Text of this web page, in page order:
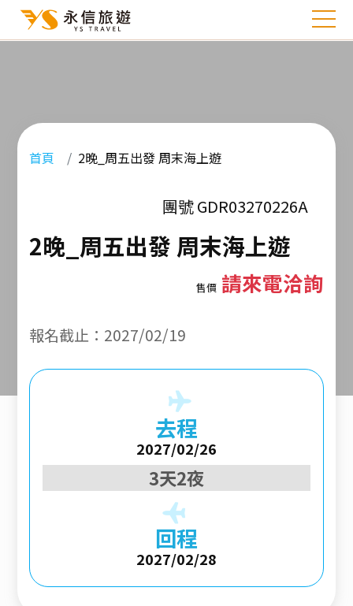
首頁 2晚_周五出發 周末海上遊
團號 GDR03270226A
2晚_周五出發 周末海上遊
售價請來電洽詢
報名截止：2027/02/19
去程
2027/02/26
3天2夜
回程
2027/02/28